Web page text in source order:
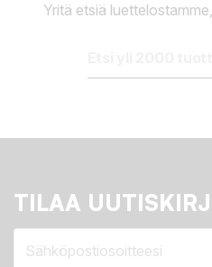
Yritä etsiä
TILAA